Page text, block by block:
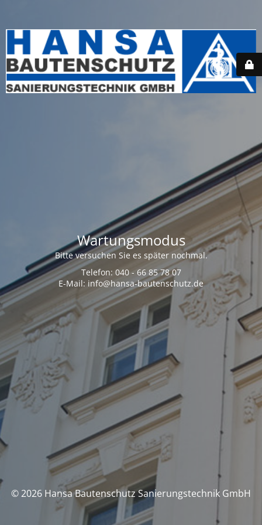
Wartungsmodus
Bitte versuchen Sie es später nochmal.
Telefon: 040 - 66 85 78 07
E-Mail: info@hansa-bautenschutz.de
© 2026 Hansa Bautenschutz Sanierungstechnik GmbH